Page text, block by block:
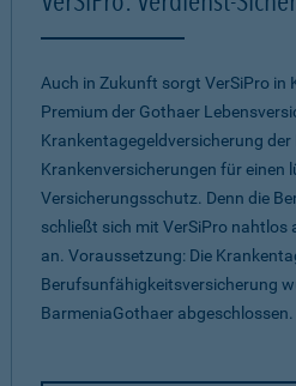
Auch in Zukunft sorgt VerSiPro in
Premium der Gothaer
Krankentagegeldversicherung der
Krankenversicherungen für einen
Versicherungsschutz. Denn die
schließt sich mit VerSiPro nahtlos
an. Voraussetzung: Die
Berufsunfähigkeitsversicherung
BarmeniaGothaer abgeschlossen.